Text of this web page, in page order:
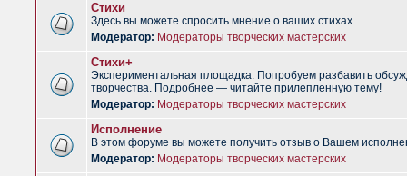
Стихи
Здесь вы можете спросить мнение о ваших стихах.
Модератор: Модераторы творческих мастерских
Стихи+
Экспериментальная площадка. Попробуем разбавить
творчества. Подробнее — читайте прилепленную тему!
Модератор: Модераторы творческих мастерских
Исполнение
В этом форуме вы можете получить отзыв о Вашем
Модератор: Модераторы творческих мастерских